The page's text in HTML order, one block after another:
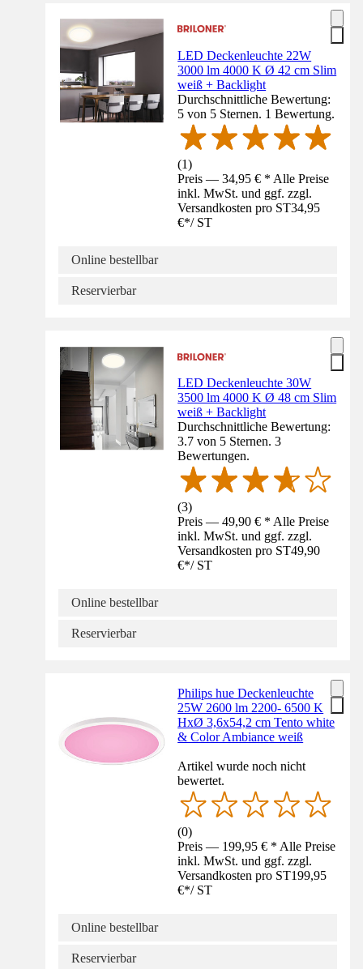
LED Deckenleuchte 22W
3000 lm 4000 K Ø 42 cm Slim
weiß + Backlight
Durchschnittliche Bewertung:
5 von 5 Sternen. 1 Bewertung.
(1)
Preis — 34,95 € * Alle Preise
inkl. MwSt. und ggf. zzgl.
Versandkosten pro ST34,95
€*/ ST
Online bestellbar
Reservierbar
LED Deckenleuchte 30W
3500 lm 4000 K Ø 48 cm Slim
weiß + Backlight
Durchschnittliche Bewertung:
3.7 von 5 Sternen. 3
Bewertungen.
(3)
Preis — 49,90 € * Alle Preise
inkl. MwSt. und ggf. zzgl.
Versandkosten pro ST49,90
€*/ ST
Online bestellbar
Reservierbar
Philips hue Deckenleuchte
25W 2600 lm 2200- 6500 K
HxØ 3,6x54,2 cm Tento white
& Color Ambiance weiß
Artikel wurde noch nicht
bewertet.
(0)
Preis — 199,95 € * Alle Preise
inkl. MwSt. und ggf. zzgl.
Versandkosten pro ST199,95
€*/ ST
Online bestellbar
Reservierbar